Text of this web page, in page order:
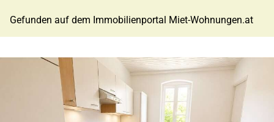
Gefunden auf dem Immobilienportal Miet-Wohnungen.at